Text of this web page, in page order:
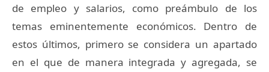
de empleo y salarios, como preámbulo de los
temas eminentemente económicos. Dentro de
estos últimos, primero se considera un apartado
en el que de manera integrada y agregada, se